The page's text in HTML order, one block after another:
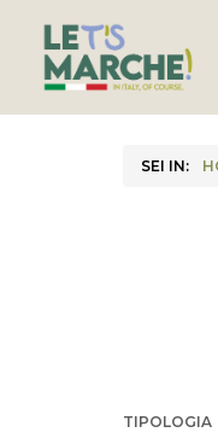
SEI IN:
TIPOLOGIA